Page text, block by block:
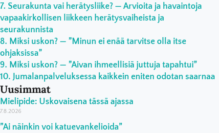
Seurakunta vai herätysliike? — Arvioita ja havaintoja
vapaakirkollisen liikkeen herätysvaiheista ja
seurakunnista
Miksi uskon? — ”Minun ei enää tarvitse olla itse
ohjaksissa”
Miksi uskon? — ”Aivan ihmeellisiä juttuja tapahtui”
Jumalanpalveluksessa kaikkein eniten odotan saarnaa
Uusimmat
Mielipide: Uskovaisena tässä ajassa
7.8.2026
”Ai näinkin voi katuevankelioida”